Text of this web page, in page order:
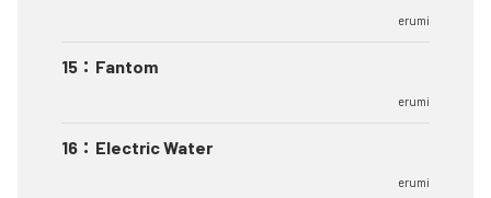
erumi
15 ： Fantom
erumi
16 ： Electric Water
erumi